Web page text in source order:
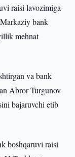
raisi lavozimiga
bank
mehnat
va bank
Abror Turgunov
bajaruvchi etib
boshqaruvi raisi